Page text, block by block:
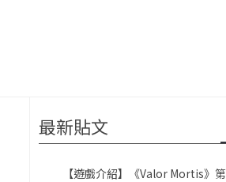
最新貼文
【遊戲介紹】《Valor Mortis》第